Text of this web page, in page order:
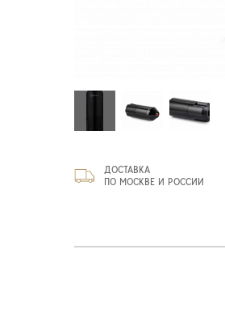
ДОСТАВКА
ПО МОСКВЕ И РОССИИ